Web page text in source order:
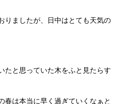
りましたが、日中はとても天気の
たと思っていた木をふと見たらす
春は本当に早く過ぎていくなぁと